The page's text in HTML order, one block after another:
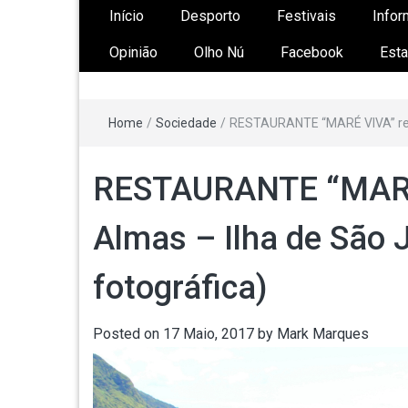
Início Desporto Festivais
Opinião Olho Nú Facebook
Home / Sociedade / RESTAURANTE “MARÉ
RESTAURANTE
Almas – Ilha de São
fotográfica)
Posted on 17 Maio, 2017 by Mark Marques
2026
03
Festa de
Neves
Solene”–